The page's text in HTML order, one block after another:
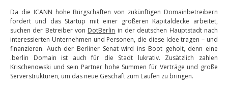
Da die ICANN hohe Bürgschaften von zukünftigen Domainbetreibern
fordert und das Startup mit einer größeren Kapitaldecke arbeitet,
suchen der Betreiber von DotBerlin in der deutschen Hauptstadt nach
interessierten Unternehmen und Personen, die diese Idee tragen – und
finanzieren. Auch der Berliner Senat wird ins Boot geholt, denn eine
.berlin Domain ist auch für die Stadt lukrativ. Zusätzlich zahlen
Krischenowski und sein Partner hohe Summen für Verträge und große
Serverstrukturen, um das neue Geschäft zum Laufen zu bringen.